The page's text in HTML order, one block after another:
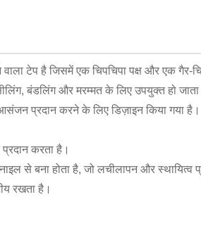
टेप है जिसमें एक चिपचिपा पक्ष और एक गैर-
बंडलिंग और मरम्मत के लिए उपयुक्त हो
प्रदान करने के लिए डिज़ाइन किया गया है।
करता है।
से बना होता है, जो लचीलापन और स्थायित्व
रखता है।